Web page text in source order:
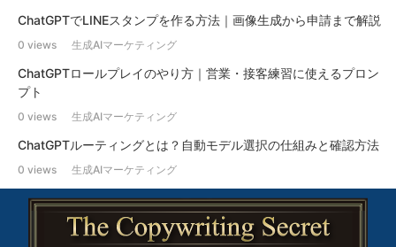
ChatGPTでLINEスタンプを作る方法｜画像生成から申請まで解説
0 views 生成AIマーケティング
ChatGPTロールプレイのやり方｜営業・接客練習に使えるプロン
プト
0 views 生成AIマーケティング
ChatGPTルーティングとは？自動モデル選択の仕組みと確認方法
0 views 生成AIマーケティング